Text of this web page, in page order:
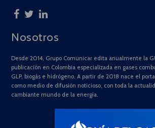
Nosotros
Desde 2014, Grupo Comunicar edita anualmente la
publicación en Colombia especializada en gases
GLP, biogás e hidrógeno. A partir de 2018 nace el
como medio de difusión noticioso, con toda la
cambiante mundo de la energía.